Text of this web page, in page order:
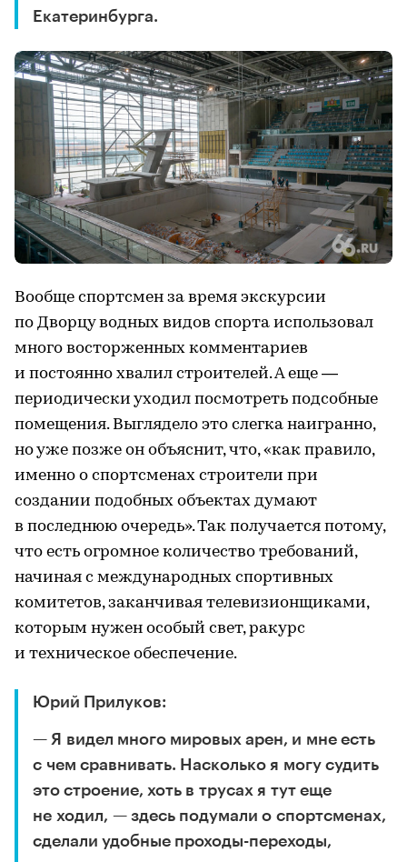
Екатеринбурга.
Вообще спортсмен за время экскурсии
по Дворцу водных видов спорта использовал
много восторженных комментариев
и постоянно хвалил строителей. А еще —
периодически уходил посмотреть подсобные
помещения. Выглядело это слегка наигранно,
но уже позже он объяснит, что, «как правило,
именно о спортсменах строители при
создании подобных объектах думают
в последнюю очередь». Так получается потому,
что есть огромное количество требований,
начиная с международных спортивных
комитетов, заканчивая телевизионщиками,
которым нужен особый свет, ракурс
и техническое обеспечение.
Юрий Прилуков:
— Я видел много мировых арен, и мне есть
с чем сравнивать. Насколько я могу судить
это строение, хоть в трусах я тут еще
не ходил, — здесь подумали о спортсменах,
сделали удобные проходы-переходы,